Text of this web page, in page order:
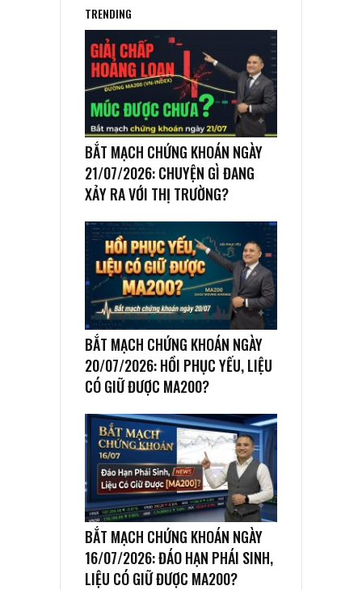
TRENDING
BẮT MẠCH CHỨNG KHOÁN NGÀY
21/07/2026: CHUYỆN GÌ ĐANG
XẢY RA VỚI THỊ TRƯỜNG?
BẮT MẠCH CHỨNG KHOÁN NGÀY
20/07/2026: HỒI PHỤC YẾU, LIỆU
CÓ GIỮ ĐƯỢC MA200?
BẮT MẠCH CHỨNG KHOÁN NGÀY
16/07/2026: ĐÁO HẠN PHÁI SINH,
LIỆU CÓ GIỮ ĐƯỢC MA200?